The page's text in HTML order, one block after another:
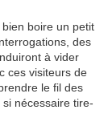
boire un petit
des
à vider
ces visiteurs de
le fil des
nécessaire tire-